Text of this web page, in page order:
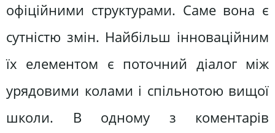
офіційними структурами. Саме вона є
сутністю змін. Найбільш інноваційним
їх елементом є поточний діалог між
урядовими колами і спільнотою вищої
школи. В одному з коментарів